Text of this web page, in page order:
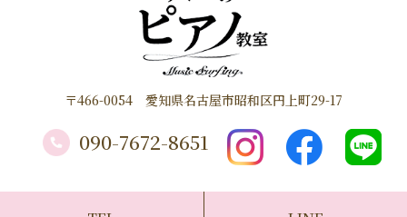
〒466-0054 愛知県名古屋市昭和区円上町29-17
090-7672-8651